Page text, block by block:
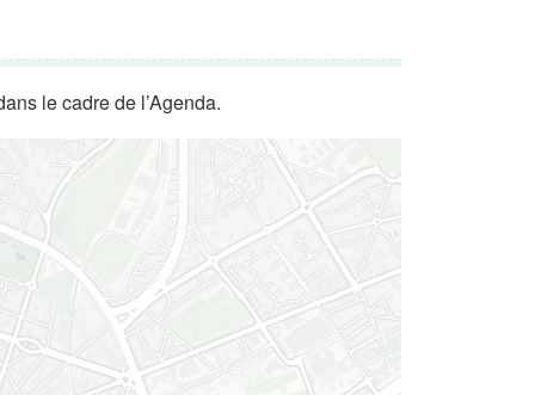
le cadre de l’Agenda.